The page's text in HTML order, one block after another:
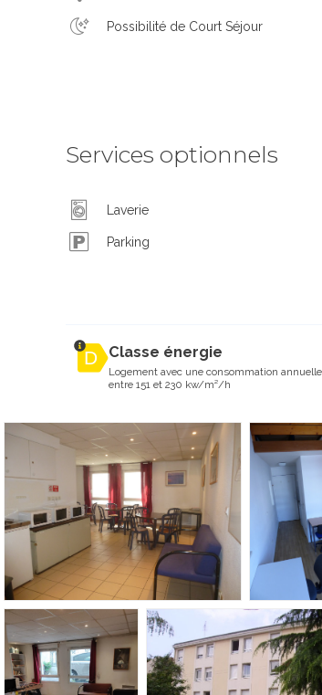
Possibilité de Court Séjour
Services optionnels
Laverie
Parking
Classe énergie
Logement avec une consommation
entre 151 et 230 kw/m²/h